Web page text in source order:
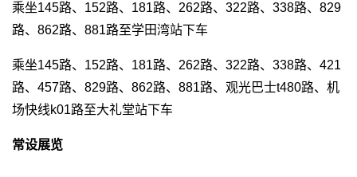
乘坐145路、152路、181路、262路、322路、338路、829
路、862路、881路至学田湾站下车
乘坐145路、152路、181路、262路、322路、338路、421
路、457路、829路、862路、881路、观光巴士t480路、机
场快线k01路至大礼堂站下车
常设展览